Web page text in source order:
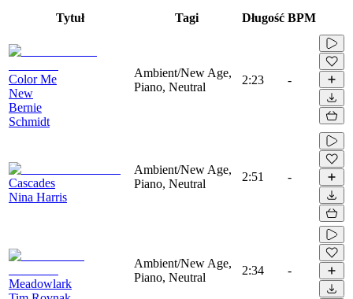
Tytuł Tagi Długość BPM
Color Me
New
Bernie
Schmidt
Ambient/New Age,
Piano, Neutral
2:23 -
Cascades
Nina Harris
Ambient/New Age,
Piano, Neutral
2:51 -
Meadowlark
Ambient/New Age,
Piano, Neutral
2:34 -